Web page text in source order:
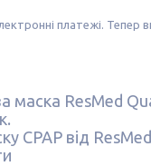
платежі.
маска ResMed
від